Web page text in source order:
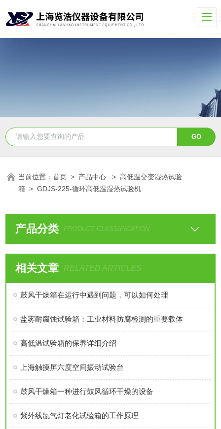
当前位置：首页 > 产品中心 >高低温交变湿热试验
箱 >GDJS-225-循环高低温湿热试验机
产品分类 PRODUCT CLASSIFICATION
相关文章 RELATED ARTICLES
鼓风干燥箱在运行中遇到问题，可以如何处理
盐雾耐腐蚀试验箱：工业材料防腐检测的重要载体
高低温试验箱的保养详细介绍
上海触摸屏六度空间振动试验台
鼓风干燥箱一种进行鼓风循环干燥的设备
紫外线氙气灯老化试验箱的工作原理